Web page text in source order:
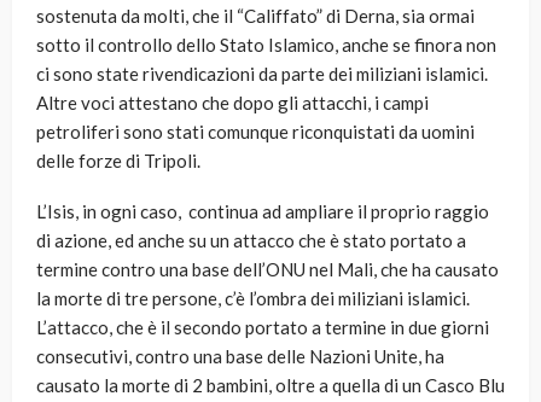
sostenuta da molti, che il “Califfato” di Derna, sia ormai
sotto il controllo dello Stato Islamico, anche se finora non
ci sono state rivendicazioni da parte dei miliziani islamici.
Altre voci attestano che dopo gli attacchi, i campi
petroliferi sono stati comunque riconquistati da uomini
delle forze di Tripoli.
L’Isis, in ogni caso, continua ad ampliare il proprio raggio
di azione, ed anche su un attacco che è stato portato a
termine contro una base dell’ONU nel Mali, che ha causato
la morte di tre persone, c’è l’ombra dei miliziani islamici.
L’attacco, che è il secondo portato a termine in due giorni
consecutivi, contro una base delle Nazioni Unite, ha
causato la morte di 2 bambini, oltre a quella di un Casco Blu